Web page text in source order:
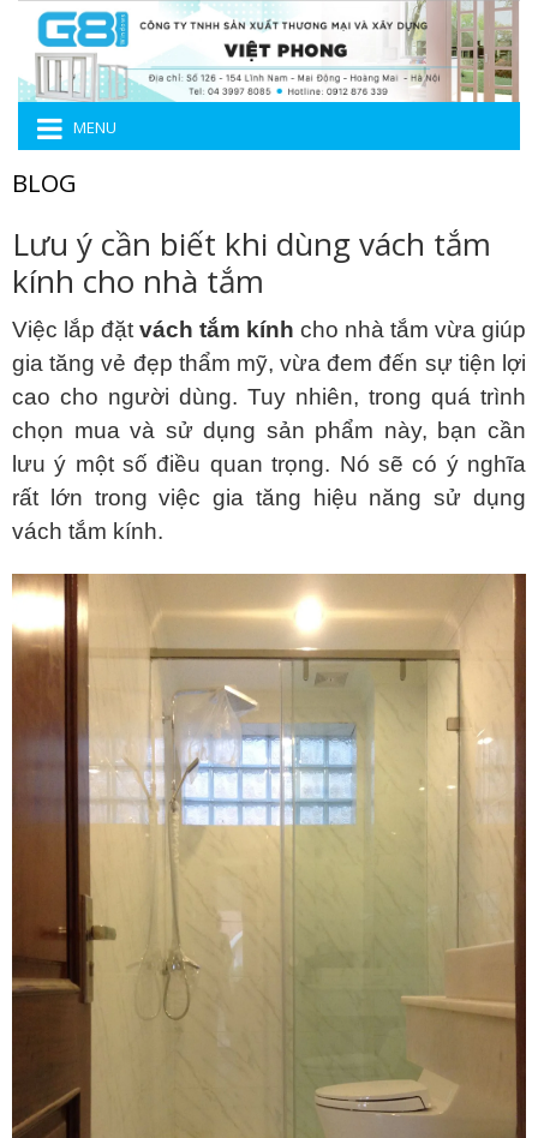
MENU
BLOG
Lưu ý cần biết khi dùng vách tắm
kính cho nhà tắm
Việc lắp đặt vách tắm kính cho nhà tắm vừa giúp
gia tăng vẻ đẹp thẩm mỹ, vừa đem đến sự tiện lợi
cao cho người dùng. Tuy nhiên, trong quá trình
chọn mua và sử dụng sản phẩm này, bạn cần
lưu ý một số điều quan trọng. Nó sẽ có ý nghĩa
rất lớn trong việc gia tăng hiệu năng sử dụng
vách tắm kính.